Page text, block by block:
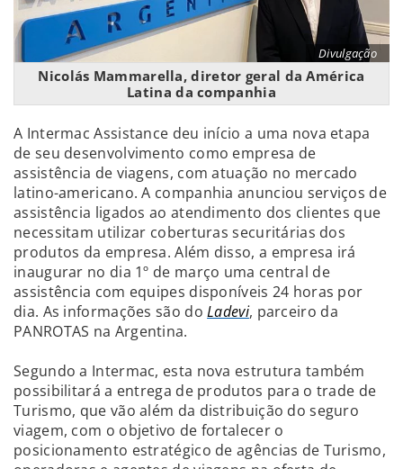
Divulgação
Nicolás Mammarella, diretor geral da América
Latina da companhia
A Intermac Assistance deu início a uma nova etapa
de seu desenvolvimento como empresa de
assistência de viagens, com atuação no mercado
latino-americano. A companhia anunciou serviços de
assistência ligados ao atendimento dos clientes que
necessitam utilizar coberturas securitárias dos
produtos da empresa. Além disso, a empresa irá
inaugurar no dia 1º de março uma central de
assistência com equipes disponíveis 24 horas por
dia. As informações são doLadevi, parceiro da
PANROTAS na Argentina.
Segundo a Intermac, esta nova estrutura também
possibilitará a entrega de produtos para o trade de
Turismo, que vão além da distribuição do seguro
viagem, com o objetivo de fortalecer o
posicionamento estratégico de agências de Turismo,